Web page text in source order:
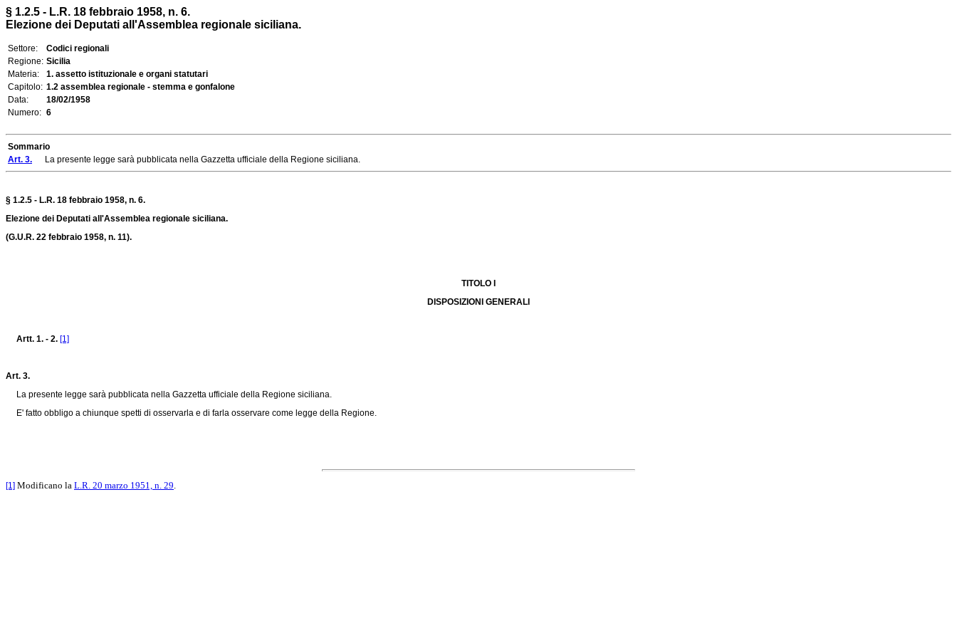
§ 1.2.5 - L.R. 18 febbraio 1958, n. 6.
Elezione dei Deputati all'Assemblea regionale siciliana.
Settore:
Codici regionali
Regione: Sicilia
Materia:
1. assetto istituzionale e organi statutari
Capitolo: 1.2 assemblea regionale - stemma e gonfalone
Data:
18/02/1958
Numero: 6
Sommario
Art. 3. La presente legge sarà pubblicata nella Gazzetta ufficiale della Regione siciliana.
§ 1.2.5 - L.R. 18 febbraio 1958, n. 6.
Elezione dei Deputati all'Assemblea regionale siciliana.
(G.U.R. 22 febbraio 1958, n. 11).
TITOLO I
DISPOSIZIONI GENERALI
Artt. 1. - 2. [1]
Art. 3.
La presente legge sarà pubblicata nella Gazzetta ufficiale della Regione siciliana.
E' fatto obbligo a chiunque spetti di osservarla e di farla osservare come legge della Regione.
[1] Modificano la L.R. 20 marzo 1951, n. 29.